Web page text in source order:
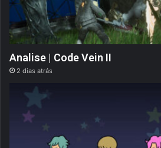
Analise | Code Vein II
2 dias atrás